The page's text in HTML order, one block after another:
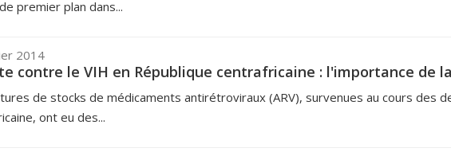
premier plan dans...
2014
contre le VIH en République centrafricaine : l'importance de
de stocks de médicaments antirétroviraux (ARV), survenues au cours des
ont eu des...